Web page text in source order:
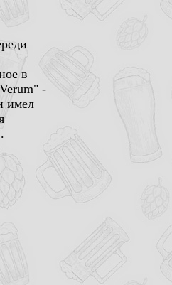
в
-
имел